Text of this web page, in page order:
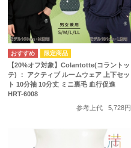
【20%オフ対象】Colantotte(コラントッ
テ) ： アクティブ ルームウェア 上下セッ
ト 10分袖 10分丈 ミニ裏毛 血行促進
HRT-6008
参考上代
5,728円